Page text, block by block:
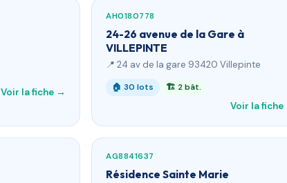
Voir la fiche →
AH0180778
24-26 avenue de la Gare à
VILLEPINTE
📍 24 av de la gare 93420 Villepinte
🏠 30 lots 🏗 2 bât.
Voir la fiche
AG8841637
Résidence Sainte Marie